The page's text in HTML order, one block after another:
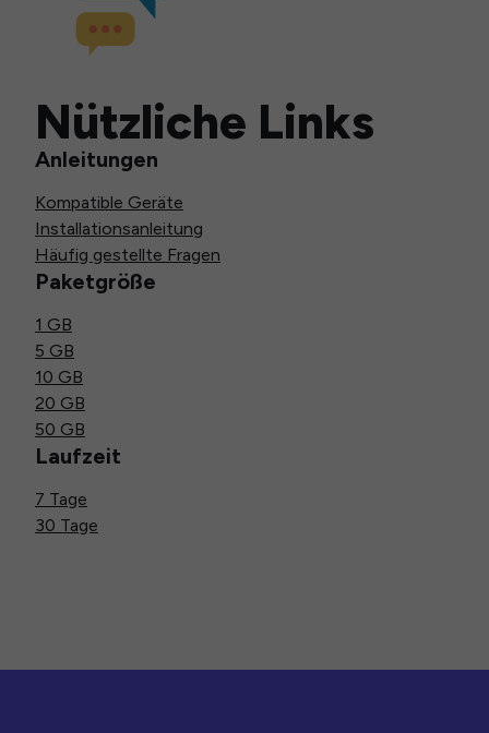
Nützliche Links
Anleitungen
Kompatible Geräte
Installationsanleitung
Häufig gestellte Fragen
Paketgröße
1 GB
5 GB
10 GB
20 GB
50 GB
Laufzeit
7 Tage
30 Tage